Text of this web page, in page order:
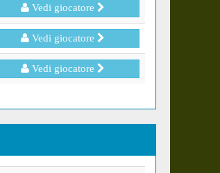
Vedi giocatore
Vedi giocatore
Vedi giocatore